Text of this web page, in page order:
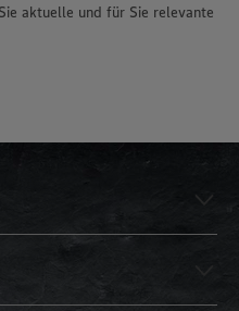
aktuelle und für Sie relevante